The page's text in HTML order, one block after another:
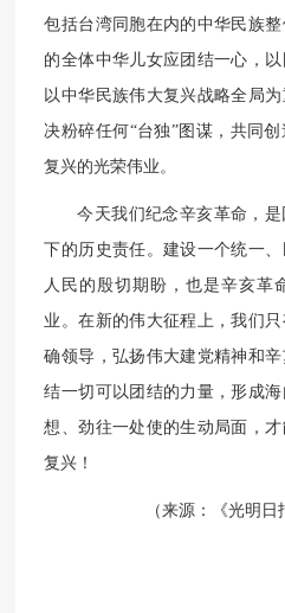
包括台湾同胞在内的中华民族
的全体中华儿女应团结一心，
以中华民族伟大复兴战略全局
决粉碎任何“台独”图谋，共同
复兴的光荣伟业。
今天我们纪念辛亥革命，
下的历史责任。建设一个统一
人民的殷切期盼，也是辛亥革
业。在新的伟大征程上，我们
确领导，弘扬伟大建党精神和
结一切可以团结的力量，形成
想、劲往一处使的生动局面，
复兴！
（来源：《光明日